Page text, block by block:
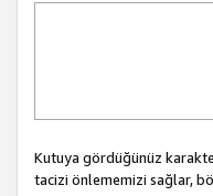
Kutuya gördüğünüz
tacizi önlememizi sağlar,